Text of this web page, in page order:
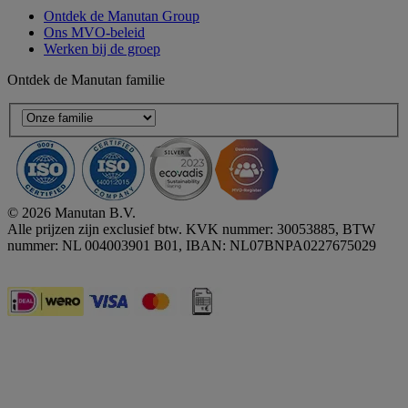
Ontdek de Manutan Group
Ons MVO-beleid
Werken bij de groep
Ontdek de Manutan familie
© 2026 Manutan B.V.
Alle prijzen zijn exclusief btw. KVK nummer: 30053885, BTW
nummer: NL 004003901 B01, IBAN: NL07BNPA0227675029